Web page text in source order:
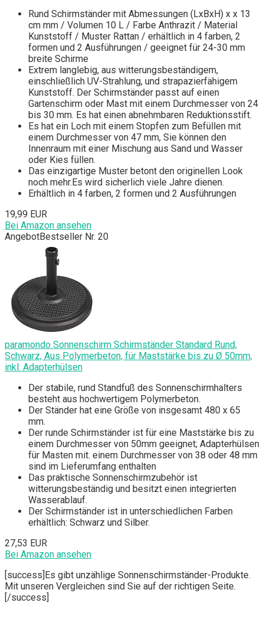
Rund Schirmständer mit Abmessungen (LxBxH) x x 13
cm mm / Volumen 10 L / Farbe Anthrazit / Material
Kunststoff / Muster Rattan / erhältlich in 4 farben, 2
formen und 2 Ausführungen / geeignet für 24-30 mm
breite Schirme
Extrem langlebig, aus witterungsbeständigem,
einschließlich UV-Strahlung, und strapazierfähigem
Kunststoff. Der Schirmständer passt auf einen
Gartenschirm oder Mast mit einem Durchmesser von 24
bis 30 mm. Es hat einen abnehmbaren Reduktionsstift.
Es hat ein Loch mit einem Stopfen zum Befüllen mit
einem Durchmesser von 47 mm, Sie können den
Innenraum mit einer Mischung aus Sand und Wasser
oder Kies füllen.
Das einzigartige Muster betont den originellen Look
noch mehr.Es wird sicherlich viele Jahre dienen.
Erhältlich in 4 farben, 2 formen und 2 Ausführungen
19,99 EUR
Bei Amazon ansehen
AngebotBestseller Nr. 20
paramondo Sonnenschirm Schirmständer Standard Rund,
Schwarz, Aus Polymerbeton, für Maststärke bis zu Ø 50mm,
inkl. Adapterhülsen
Der stabile, rund Standfuß des Sonnenschirmhalters
besteht aus hochwertigem Polymerbeton.
Der Ständer hat eine Größe von insgesamt 480 x 65
mm.
Der runde Schirmständer ist für eine Maststärke bis zu
einem Durchmesser von 50mm geeignet; Adapterhülsen
für Masten mit. einem Durchmesser von 38 oder 48 mm
sind im Lieferumfang enthalten
Das praktische Sonnenschirmzubehör ist
witterungsbeständig und besitzt einen integrierten
Wasserablauf.
Der Schirmständer ist in unterschiedlichen Farben
erhältlich: Schwarz und Silber.
27,53 EUR
Bei Amazon ansehen
[success]Es gibt unzählige Sonnenschirmständer-Produkte.
Mit unseren Vergleichen sind Sie auf der richtigen Seite.
[/success]